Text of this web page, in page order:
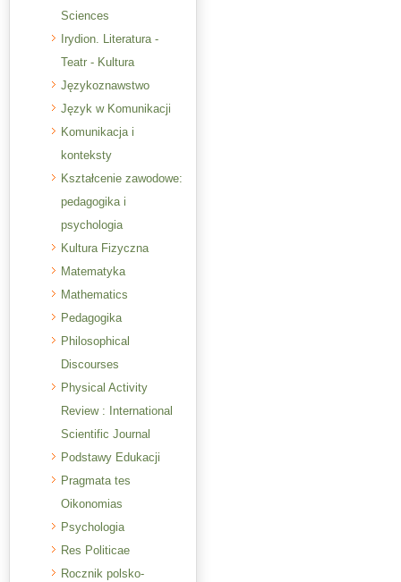
Sciences
Irydion. Literatura -
Teatr - Kultura
Językoznawstwo
Język w Komunikacji
Komunikacja i
konteksty
Kształcenie zawodowe:
pedagogika i
psychologia
Kultura Fizyczna
Matematyka
Mathematics
Pedagogika
Philosophical
Discourses
Physical Activity
Review : International
Scientific Journal
Podstawy Edukacji
Pragmata tes
Oikonomias
Psychologia
Res Politicae
Rocznik polsko-